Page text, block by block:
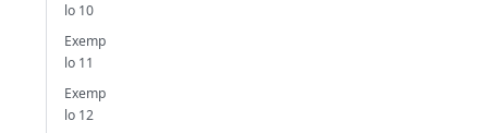
lo 10
Exemp
lo 11
Exemp
lo 12